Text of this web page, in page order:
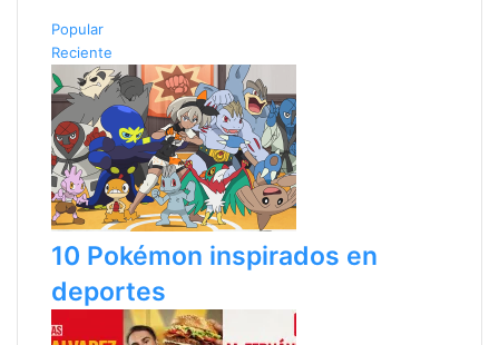
a
a
n
t
e
r
i
o
r
i
e
n
t
e
p
á
g
i
a
Popular
Reciente
10 Pokémon inspirados en
deportes